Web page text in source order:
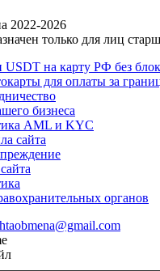
2022-2026
только для лиц
на карту РФ без
для оплаты за
бизнеса
AML и KYC
сайта
органов